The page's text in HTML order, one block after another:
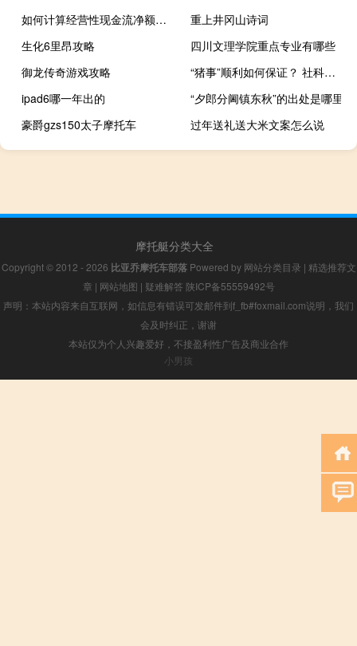
如何计算经营性现金流净额（如何计算经营性现金流）
重上井冈山诗词
生化6里昂攻略
四川文理学院重点专业有哪些
御龙传奇游戏攻略
“猪事”顺利如何保证？ 社科院研究员这样解读
ipad6哪一年出的
“夕郎分阃镇东秋”的出处是哪里
豪爵gzs150太子摩托车
过年送礼送大米文案怎么说
摩托艇分类大全
Copyright © 2012 - 2026 比亚乔摩托车部落Powered by 网站分类目录 | 精选推荐文
章 | 网站地图 | 疑难解答 陕ICP备55559492号
声明：本站内容来自互联网，如信息有错误可发邮件到f_fb#foxmail.com说明，我们
会及时纠正，谢谢
本站仅为个人兴趣爱好，不接盈利性广告及商业合作
小男孩